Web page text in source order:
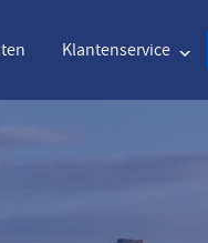
Klantenservice